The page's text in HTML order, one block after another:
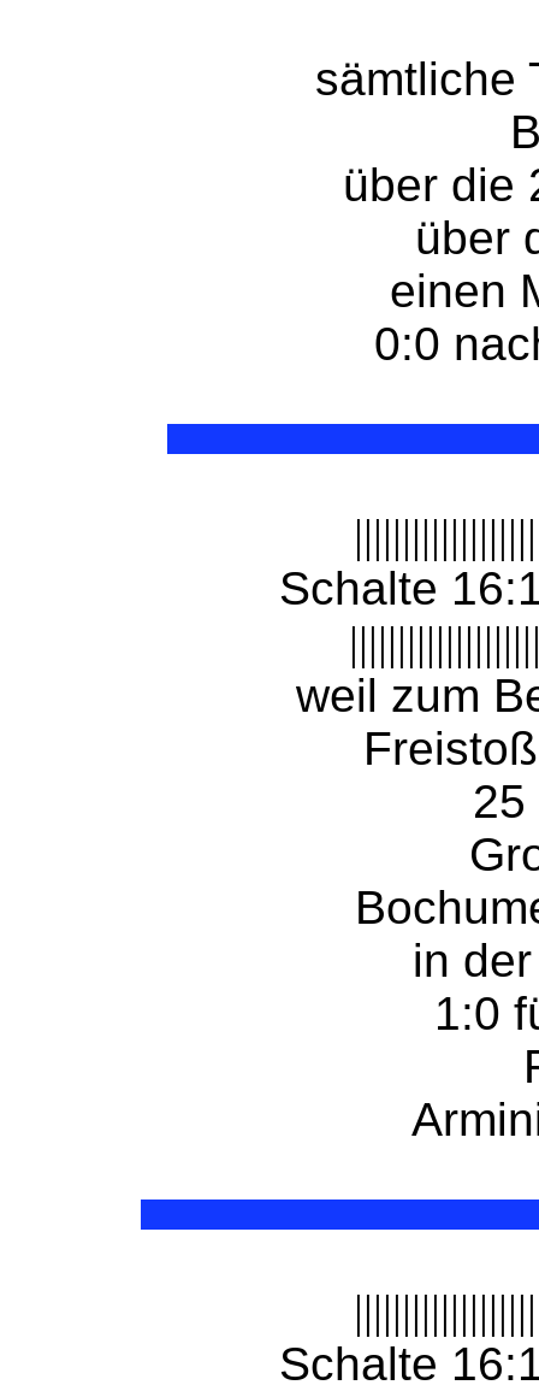
sämtliche
über die
über
einen
0:0
Schalte
weil zum
25
in
1:0
Schalte